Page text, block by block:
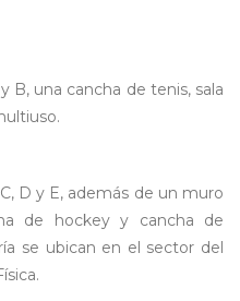
B, una cancha de tenis, sala
D y E, además de un muro
de hockey y cancha de
se ubican en el sector del